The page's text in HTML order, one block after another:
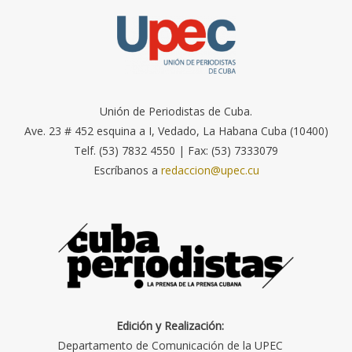
Unión de Periodistas de Cuba.
Ave. 23 # 452 esquina a I, Vedado, La Habana Cuba (10400)
Telf. (53) 7832 4550 | Fax: (53) 7333079
Escríbanos a redaccion@upec.cu
Edición y Realización:
Departamento de Comunicación de la UPEC